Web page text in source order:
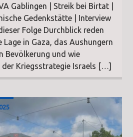
Gablingen | Streik bei Birtat |
Gedenkstätte | Interview
Folge Durchblick reden
in Gaza, das Aushungern
Bevölkerung und wie
der Kriegsstrategie Israels […]